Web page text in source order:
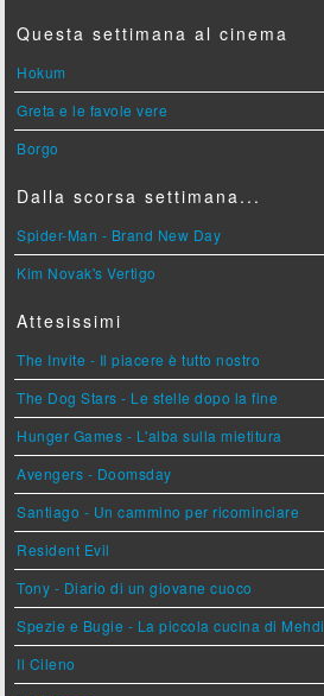
Questa settimana al cinema
Hokum
Greta e le favole vere
Borgo
Dalla scorsa settimana...
Spider-Man - Brand New Day
Kim Novak's Vertigo
Attesissimi
The Invite - Il piacere è tutto nostro
The Dog Stars - Le stelle dopo la fine
Hunger Games - L'alba sulla mietitura
Avengers - Doomsday
Santiago - Un cammino per ricominciare
Resident Evil
Tony - Diario di un giovane cuoco
Spezie e Bugie - La piccola cucina di Mehdi
Il Cileno